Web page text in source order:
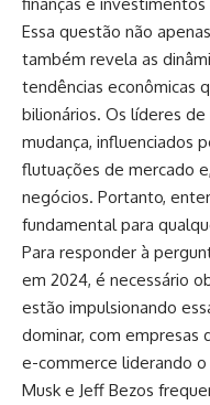
Essa questão não
também revela as
tendências econômicas
bilionários. Os líderes
mudança, influenciados
flutuações de mercado
negócios. Portanto,
fundamental para
Para responder à
em 2024, é necessário
estão impulsionando
dominar, com empresas
e-commerce liderando
Musk e Jeff Bezos